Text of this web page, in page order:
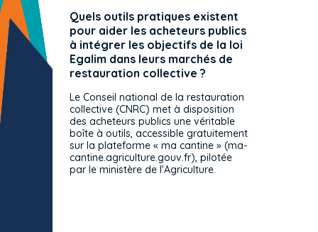
Quels outils pratiques existent
pour aider les acheteurs publics
à intégrer les objectifs de la loi
Egalim dans leurs marchés de
restauration collective ?
Le Conseil national de la restauration
collective (CNRC) met à disposition
des acheteurs publics une véritable
boîte à outils, accessible gratuitement
sur la plateforme « ma cantine » (ma-
cantine.agriculture.gouv.fr), pilotée
par le ministère de l'Agriculture.